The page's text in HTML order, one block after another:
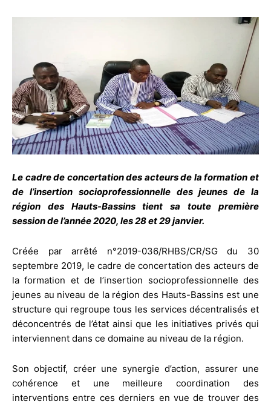
Le cadre de concertation des acteurs de la formation et
de l’insertion socioprofessionnelle des jeunes de la
région des Hauts-Bassins tient sa toute première
session de l’année 2020, les 28 et 29 janvier.
Créée par arrêté n°2019-036/RHBS/CR/SG du 30
septembre 2019, le cadre de concertation des acteurs de
la formation et de l’insertion socioprofessionnelle des
jeunes au niveau de la région des Hauts-Bassins est une
structure qui regroupe tous les services décentralisés et
déconcentrés de l’état ainsi que les initiatives privés qui
interviennent dans ce domaine au niveau de la région.
Son objectif, créer une synergie d’action, assurer une
cohérence et une meilleure coordination des
interventions entre ces derniers en vue de trouver des